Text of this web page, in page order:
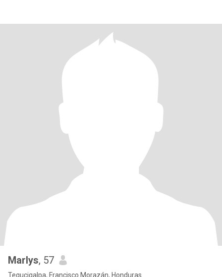
Marlys, 57
Tegucigalpa, Francisco Morazán, Honduras